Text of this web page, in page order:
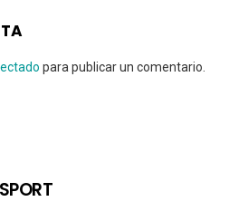
para publicar un comentario.